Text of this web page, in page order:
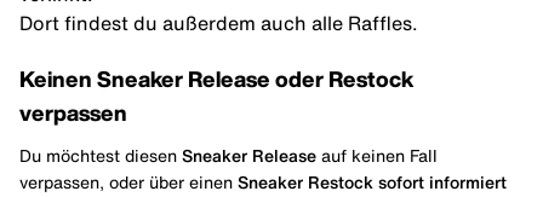
Dort findest du außerdem auch alle Raffles.
Keinen Sneaker Release oder Restock
verpassen
Du möchtest diesen Sneaker Release auf keinen Fall
verpassen, oder über einen Sneaker Restock sofort informiert